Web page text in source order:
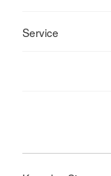
Service